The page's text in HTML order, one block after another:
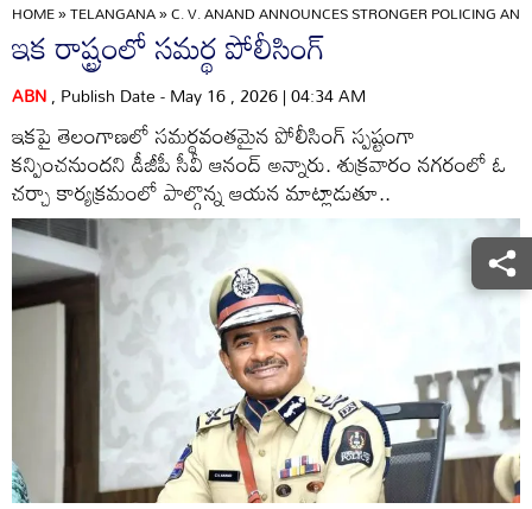
HOME»TELANGANA»C. V. ANAND ANNOUNCES STRONGER POLICING
ఇక రాష్ట్రంలో సమర్థ పోలీసింగ్‌
ABN, Publish Date - May 16 , 2026 | 04:34 AM
ఇకపై తెలంగాణలో సమర్థవంతమైన పోలీసింగ్‌ స్పష్టంగా
కన్పించనుందని డీజీపీ సీవీ ఆనంద్‌ అన్నారు. శుక్రవారం నగరంలో ఓ
చర్చా కార్యక్రమంలో పాల్గొన్న ఆయన మాట్లాడుతూ..